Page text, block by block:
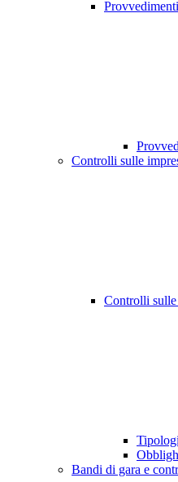
Controlli sulle
Controlli sulle
Bandi di gara e